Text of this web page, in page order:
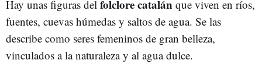
Hay unas figuras del folclore catalán que viven en ríos,
fuentes, cuevas húmedas y saltos de agua. Se las
describe como seres femeninos de gran belleza,
vinculados a la naturaleza y al agua dulce.